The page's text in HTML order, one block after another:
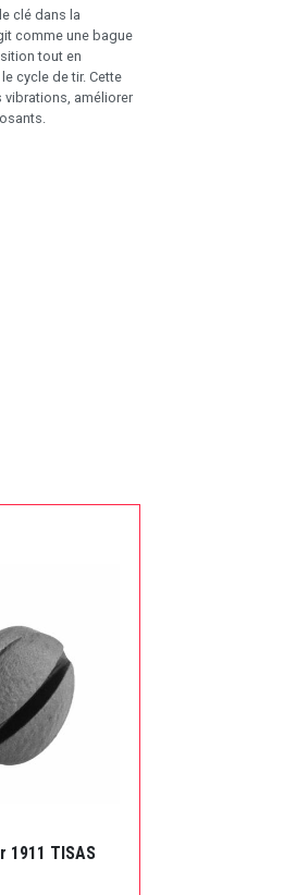
clé dans la
comme une bague
tout en
cycle de tir. Cette
vibrations, améliorer
1911 TISAS